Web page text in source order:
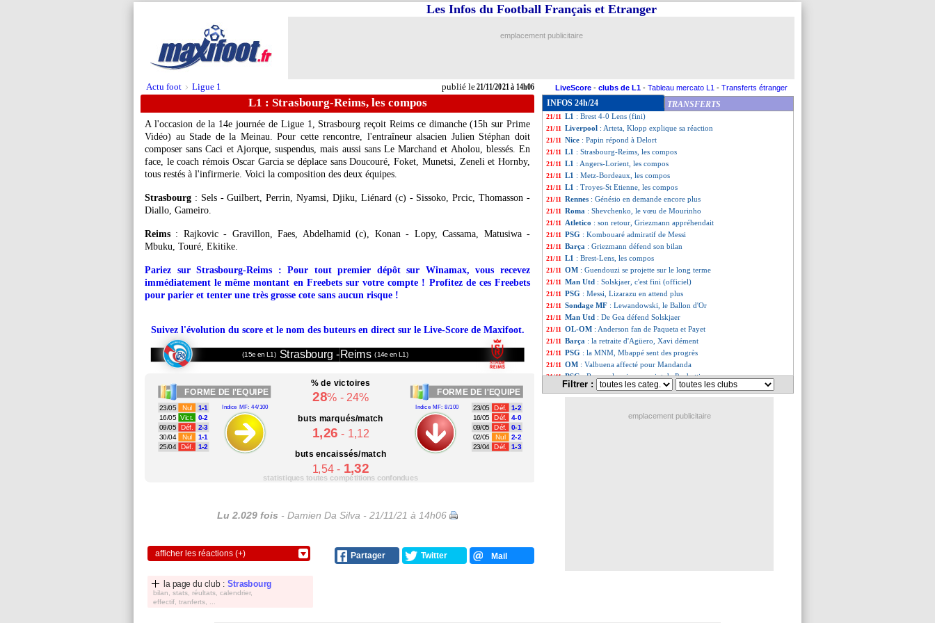
Actu foot > Ligue 1 publié le21/11/2021 à 14h06
Les Infos du Football Français et Etranger
emplacement publicitaire
LiveScore - clubs de L1 - Tableau mercato L1 - Transferts étranger
L1 : Strasbourg-Reims, les compos
A l'occasion de la 14e journée de Ligue 1, Strasbourg reçoit Reims ce dimanche (15h sur Prime
Vidéo) au Stade de la Meinau. Pour cette rencontre, l'entraîneur alsacien Julien Stéphan doit
composer sans Caci et Ajorque, suspendus, mais aussi sans Le Marchand et Aholou, blessés. En
face, le coach rémois Oscar Garcia se déplace sans Doucouré, Foket, Munetsi, Zeneli et Hornby,
tous restés à l'infirmerie. Voici la composition des deux équipes.
Strasbourg : Sels - Guilbert, Perrin, Nyamsi, Djiku, Liénard (c) - Sissoko, Prcic, Thomasson -
Diallo, Gameiro.
Reims : Rajkovic - Gravillon, Faes, Abdelhamid (c), Konan - Lopy, Cassama, Matusiwa -
Mbuku, Touré, Ekitike.
Pariez sur Strasbourg-Reims : Pour tout premier dépôt sur Winamax, vous recevez
immédiatement le même montant en Freebets sur votre compte ! Profitez de ces Freebets
pour parier et tenter une très grosse cote sans aucun risque !
Suivez l'évolution du score et le nom des buteurs en direct sur le Live-Score de Maxifoot.
(15e en L1) Strasbourg -Reims (14e en L1)
FORME DE l'EQUIPE
Indice MF: 44/100
23/05 Nul
1-1
16/05
Vict. 0-2
09/05 Déf. 2-3
30/04 Nul
1-1
25/04
Déf. 1-2
% de victoires
28% - 24%
buts marqués/match
1,26 - 1,12
buts encaissés/match
1,54 - 1,32
FORME DE l'EQUIPE
Indice MF: 8/100 23/05 Déf.
1-2
16/05
Déf. 4-0
09/05 Déf. 0-1
02/05 Nul
2-2
23/04
Déf. 1-3
statistiques toutes compétitions confondues
Lu 2.029 fois - Damien Da Silva - 21/11/21 à 14h06
afficher les réactions (+) Partager Twitter Mail
la page du club : Strasbourg
bilan, stats, réultats, calendrier,
effectif, tranferts, ...
INFOS 24h/24 TRANSFERTS
21/11 Ang.: Man City déroule face à Everton
21/11 L1: Angers 1-0 Lorient (fini)
21/11 Brest: Faivre explique la métamorphose
21/11 PSG: Kehrer sent que ça vient
21/11 L1 : Brest 4-0 Lens (fini)
21/11 Liverpool : Arteta, Klopp explique sa réaction
21/11 Nice : Papin répond à Delort
21/11 L1 : Strasbourg-Reims, les compos
21/11 L1 : Angers-Lorient, les compos
21/11 L1 : Metz-Bordeaux, les compos
21/11 L1 : Troyes-St Etienne, les compos
21/11 Rennes : Génésio en demande encore plus
21/11 Roma : Shevchenko, le vœu de Mourinho
21/11 Atletico : son retour, Griezmann appréhendait
21/11 PSG : Kombouaré admiratif de Messi
21/11 Barça : Griezmann défend son bilan
21/11 L1 : Brest-Lens, les compos
21/11 OM : Guendouzi se projette sur le long terme
21/11 Man Utd : Solskjaer, c'est fini (officiel)
21/11 PSG : Messi, Lizarazu en attend plus
21/11 Sondage MF : Lewandowski, le Ballon d'Or
21/11 Man Utd : De Gea défend Solskjaer
21/11 OL-OM : Anderson fan de Paqueta et Payet
21/11 Barça : la retraite d'Agüero, Xavi dément
21/11 PSG : la MNM, Mbappé sent des progrès
21/11 OM : Valbuena affecté pour Mandanda
21/11 PSG: Ramos, la mise au point de Pochettino
Liste des brèves du sam. 20 novembre 2021
Filtrer :
emplacement publicitaire